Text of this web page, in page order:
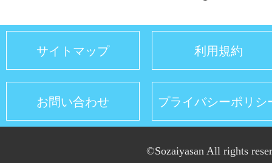
サイトマップ 利用規約
お問い合わせ プライバシーポリシ
©Sozaiyasan All rights